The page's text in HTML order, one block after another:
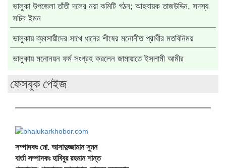
ভালুকা উপজেলা তাঁতী দলের নয়া কমিটি গঠন; আহবায়ক তাজউদ্দিন, সদস্য
সচিব ইমন
ভালুকায় ব্যবসায়ীদের সাথে ধানের শীষের মনোনীত প্রার্থীর মতবিনিময়
ভালুকায় মনোনয়ন ফর্ম সংগ্রহ করলেন জামায়াতে ইসলামী আমীর
ফেসবুক পেইজ
সম্পাদকঃ মো. আসাদুজ্জামান সুমন
বার্তা সম্পাদকঃ হাবিবুর রহমান শান্ত